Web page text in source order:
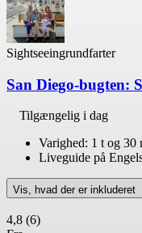
Sightseeingrundfarter
San Diego-bugten:
Tilgængelig i dag
Varighed: 1 t og 30
Liveguide på
Vis, hvad der er inkluderet
4,8 (6)